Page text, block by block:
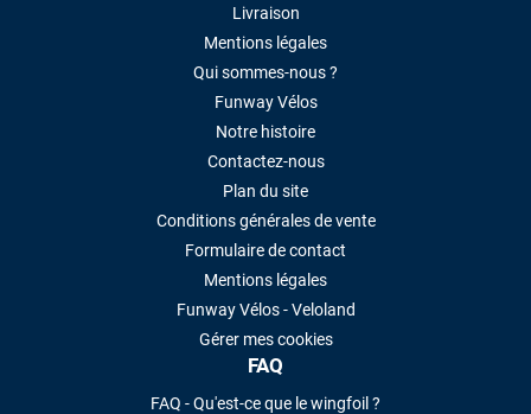
Livraison
Mentions légales
Qui sommes-nous ?
Funway Vélos
Notre histoire
Contactez-nous
Plan du site
Conditions générales de vente
Formulaire de contact
Mentions légales
Funway Vélos - Veloland
Gérer mes cookies
FAQ
FAQ - Qu'est-ce que le wingfoil ?